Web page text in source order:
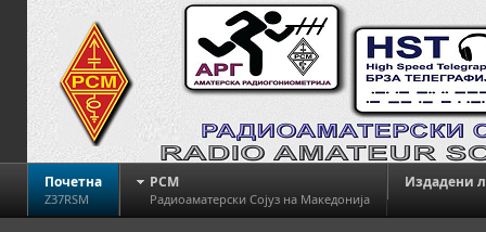
Почетна
Z37RSM
РСМ
Радиоаматерски Сојуз на Македонија
Издадени